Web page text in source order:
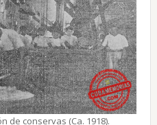
de conservas (Ca. 1918).